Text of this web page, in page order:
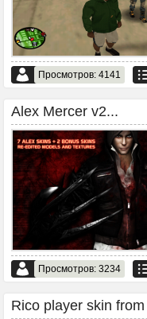
Просмотров: 4141
Alex Mercer v2...
Просмотров: 3234
Rico player skin